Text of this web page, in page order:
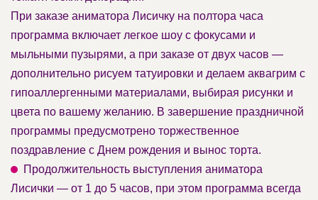
При заказе аниматора Лисичку на полтора часа
программа включает легкое шоу с фокусами и
мыльными пузырями, а при заказе от двух часов —
дополнительно рисуем татуировки и делаем аквагрим с
гипоаллергенными материалами, выбирая рисунки и
цвета по вашему желанию. В завершение праздничной
программы предусмотрено торжественное
поздравление с Днем рождения и вынос торта.
Продолжительность выступления аниматора
Лисички — от 1 до 5 часов, при этом программа всегда